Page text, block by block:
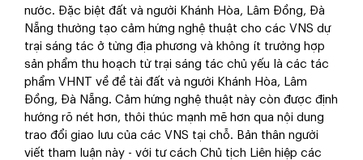
nước. Đặc biệt đất và người Khánh Hòa, Lâm Đồng, Đà
Nẵng thường tạo cảm hứng nghệ thuật cho các VNS dự
trại sáng tác ở từng địa phương và không ít trường hợp
sản phẩm thu hoạch từ trại sáng tác chủ yếu là các tác
phẩm VHNT về đề tài đất và người Khánh Hòa, Lâm
Đồng, Đà Nẵng. Cảm hứng nghệ thuật này còn được định
hướng rõ nét hơn, thôi thúc mạnh mẽ hơn qua nội dung
trao đổi giao lưu của các VNS tại chỗ. Bản thân người
viết tham luận này - với tư cách Chủ tịch Liên hiệp các